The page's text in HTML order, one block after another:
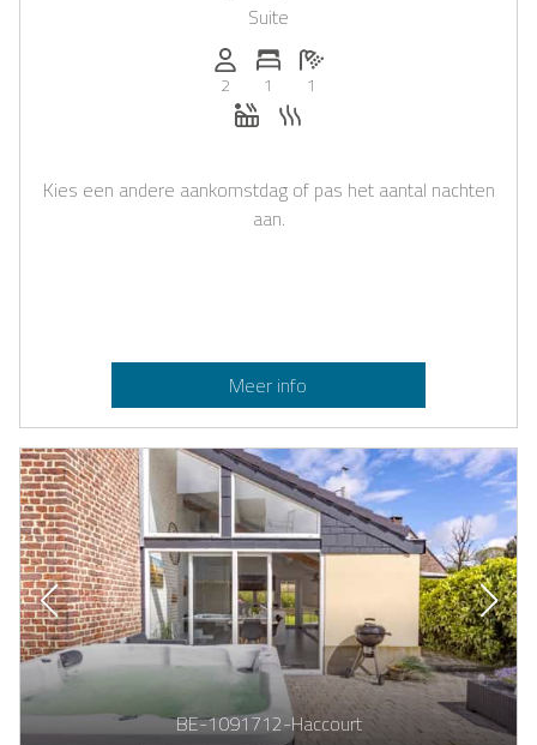
Suite
Personen (max.): 2
2
Aantal slaapkamers: 1
1
Aantal badkamers: 1
1
Whirlpool
Kies een andere aankomstdag of pas het aantal nachten
aan.
Meer info
BE-1091712-Haccourt